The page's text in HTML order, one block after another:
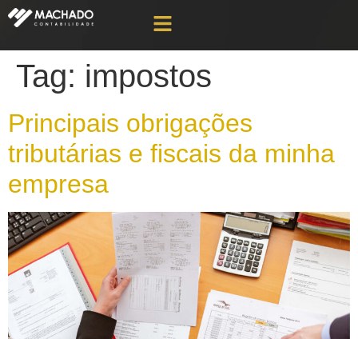
Tag: impostos
Principais obrigações
tributárias e fiscais da minha
empresa